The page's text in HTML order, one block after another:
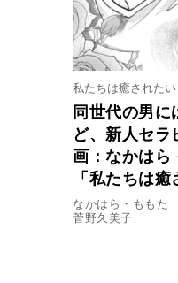
私たちは癒された
同世代の男に
ど、新人セ
画：なかはら
「私たちは
なかはら・ももた
菅野久美子